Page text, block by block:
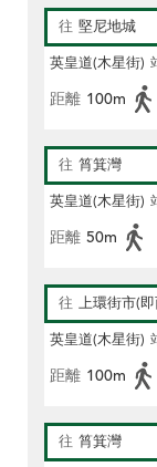
往 堅尼地城
英皇道(木星街)
距離 100m
往 筲箕灣
英皇道(木星街)
距離 50m
往 上環街市(
英皇道(木星街)
距離 100m
往 筲箕灣